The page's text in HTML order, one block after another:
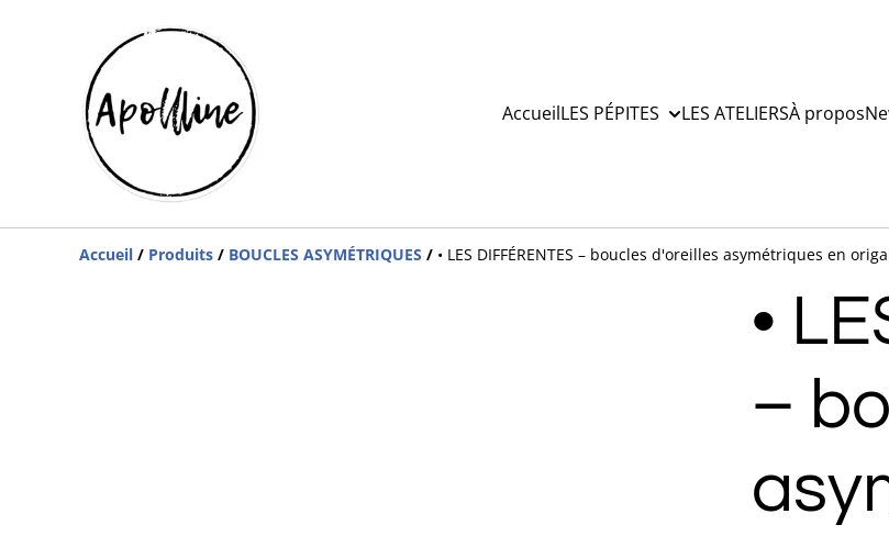
AccueilLES PÉPITES LES ATELIERSÀ propos
Accueil / Produits / BOUCLES ASYMÉTRIQUES / • LES DIFFÉRENTES – boucles d'oreilles asymétriques en
•
–